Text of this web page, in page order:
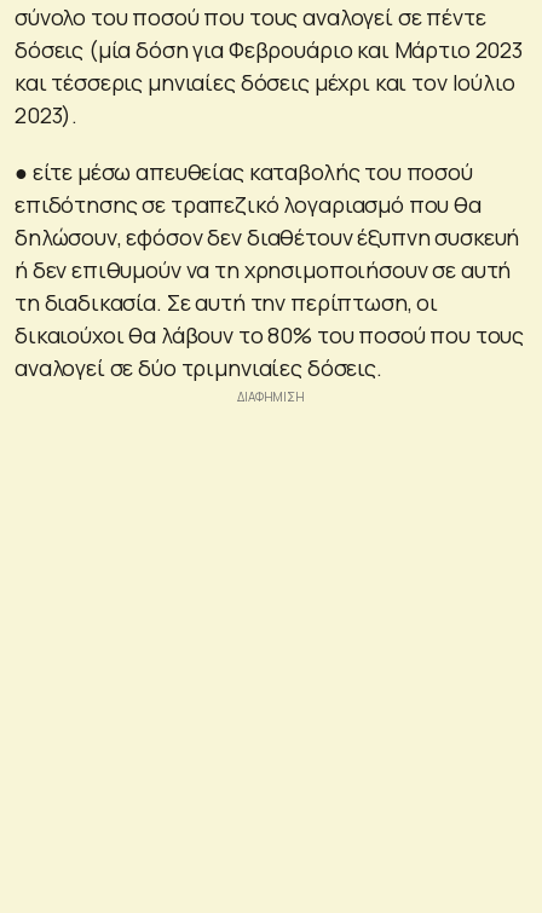
σύνολο του ποσού που τους αναλογεί σε πέντε
δόσεις (μία δόση για Φεβρουάριο και Μάρτιο 2023
και τέσσερις μηνιαίες δόσεις μέχρι και τον Ιούλιο
2023).
● είτε μέσω απευθείας καταβολής του ποσού
επιδότησης σε τραπεζικό λογαριασμό που θα
δηλώσουν, εφόσον δεν διαθέτουν έξυπνη συσκευή
ή δεν επιθυμούν να τη χρησιμοποιήσουν σε αυτή
τη διαδικασία. Σε αυτή την περίπτωση, οι
δικαιούχοι θα λάβουν το 80% του ποσού που τους
αναλογεί σε δύο τριμηνιαίες δόσεις.